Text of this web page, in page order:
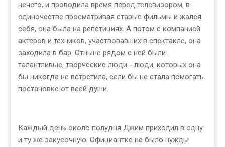
нечего, и проводила время перед телевизором, в
одиночестве просматривая старые фильмы и жалея
себя, она была на репетициях. А потом с компанией
актеров и техников, участвовавших в спектакле, она
заходила в бар. Отныне рядом с ней были
талантливые, творческие люди - люди, которых она
бы никогда не встретила, если бы не стала помогать
постановке от всей души.
Каждый день около полудня Джим приходил в одну
и ту же закусочную. Официантке не было нужды